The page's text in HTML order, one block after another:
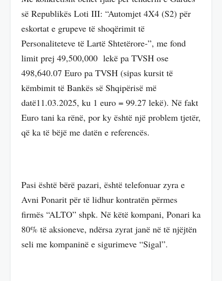
së Republikës Loti III: “Automjet 4X4 (S2) për
eskortat e grupeve të shoqërimit të
Personaliteteve të Lartë Shtetërore-”, me fond
limit prej 49,500,000 lekë pa TVSH ose
498,640.07 Euro pa TVSH (sipas kursit të
këmbimit të Bankës së Shqipërisë më
datë11.03.2025, ku 1 euro = 99.27 lekë). Në fakt
Euro tani ka rënë, por ky është një problem tjetër,
që ka të bëjë me datën e referencës.
Pasi është bërë pazari, është telefonuar zyra e
Avni Ponarit për të lidhur kontratën përmes
firmës “ALTO” shpk. Në këtë kompani, Ponari ka
80% të aksioneve, ndërsa zyrat janë në të njëjtën
seli me kompaninë e sigurimeve “Sigal”.